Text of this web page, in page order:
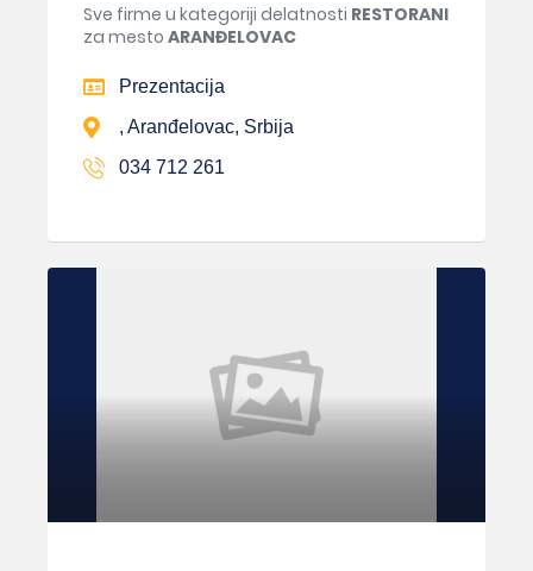
Sve firme u kategoriji delatnosti RESTORANI
za mesto ARANĐELOVAC
Prezentacija
, Aranđelovac, Srbija
034 712 261